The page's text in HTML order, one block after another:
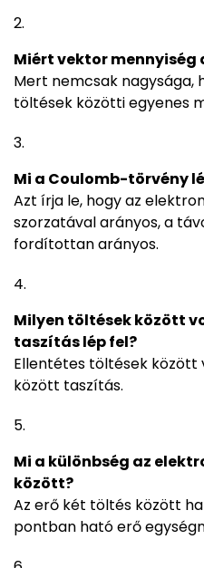
Miért vektor mennyiség
Mert nemcsak nagysága,
töltések közötti egyenes
Mi a Coulomb-törvény
Azt írja le, hogy az
szorzatával arányos, a
fordítottan arányos.
Milyen töltések között
taszítás lép fel?
Ellentétes töltések között
között taszítás.
Mi a különbség az
között?
Az erő két töltés között
pontban ható erő